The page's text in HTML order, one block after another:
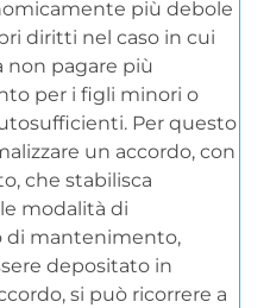
più debole
diritti nel caso in cui
non pagare più
per i figli minori o
Per questo
un accordo, con
che stabilisca
modalità di
di mantenimento,
depositato in
si può ricorrere a